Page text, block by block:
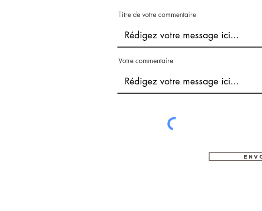
Titre de votre commentaire
Votre commentaire